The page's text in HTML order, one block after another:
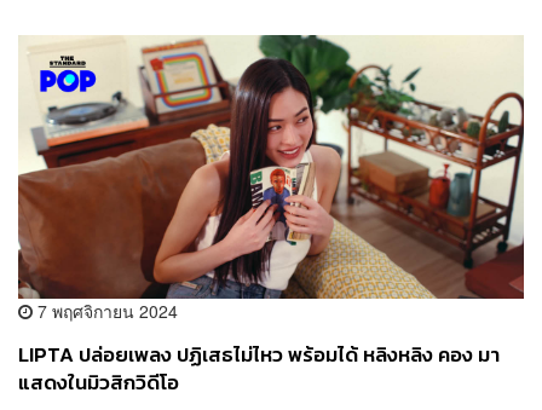
7 พฤศจิกายน 2024
LIPTA ปล่อยเพลง ปฏิเสธไม่ไหว พร้อมได้ หลิงหลิง คอง มา
แสดงในมิวสิกวิดีโอ